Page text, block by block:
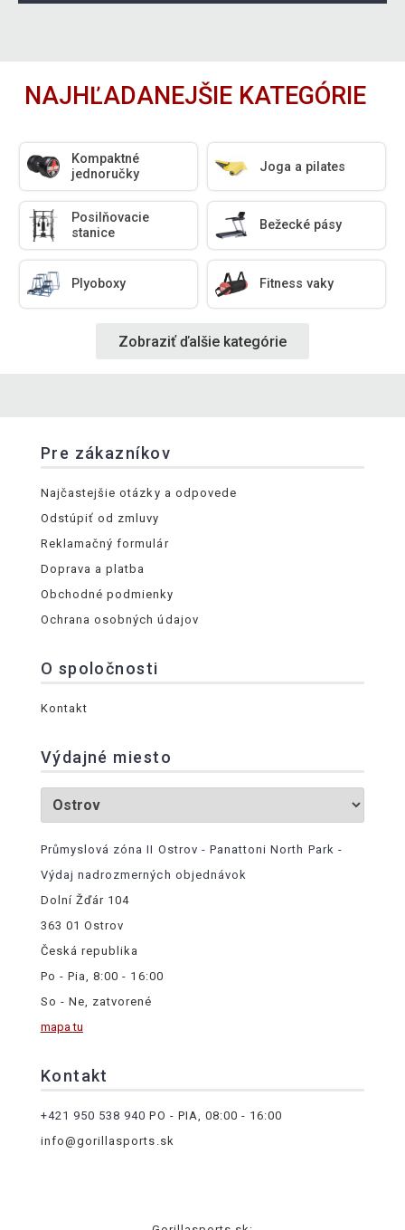
NAJHĽADANEJŠIE KATEGÓRIE
Kompaktné
jednoručky
Joga a pilates
Posilňovacie
stanice
Bežecké pásy
Plyoboxy Fitness vaky
Zobraziť ďalšie kategórie
Pre zákazníkov
Najčastejšie otázky a odpovede
Odstúpiť od zmluvy
Reklamačný formulár
Doprava a platba
Obchodné podmienky
Ochrana osobných údajov
O spoločnosti
Kontakt
Výdajné miesto
Průmyslová zóna II Ostrov - Panattoni North Park -
Výdaj nadrozmerných objednávok
Dolní Žďár 104
363 01 Ostrov
Česká republika
Po - Pia, 8:00 - 16:00
So - Ne, zatvorené
mapa tu
Kontakt
+421 950 538 940 PO - PIA, 08:00 - 16:00
info@gorillasports.sk